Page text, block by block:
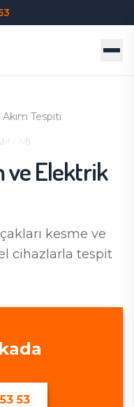
Akım Tespiti
ve Elektrik
kesme ve
cihazlarla tespit
53